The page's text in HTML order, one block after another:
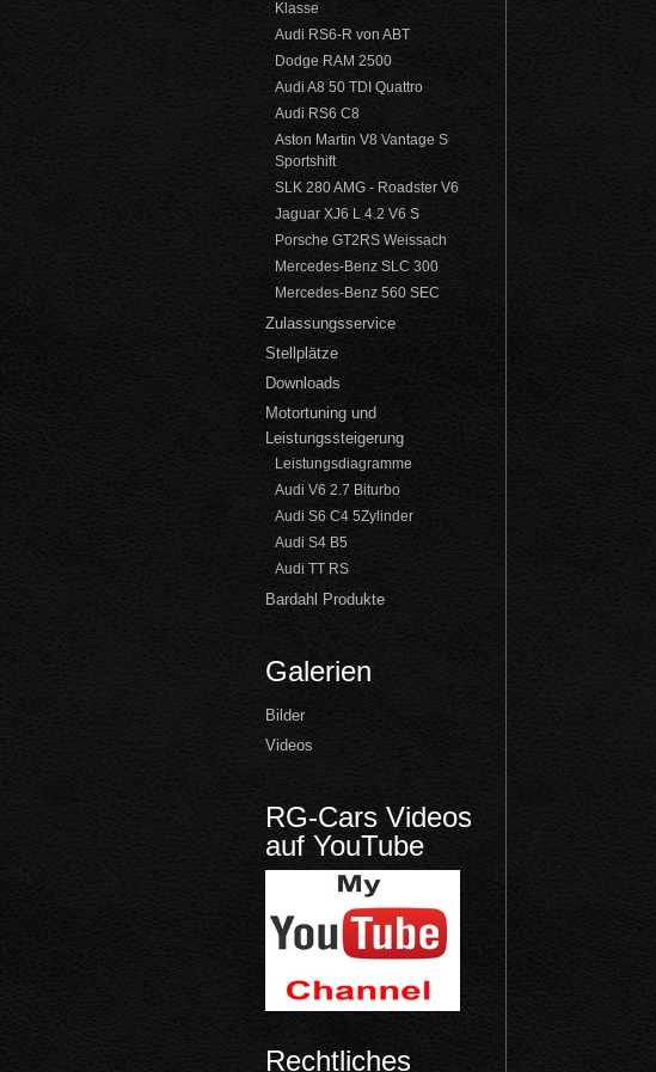
Klasse
Audi RS6-R von ABT
Dodge RAM 2500
Audi A8 50 TDI Quattro
Audi RS6 C8
Aston Martin V8 Vantage S
Sportshift
SLK 280 AMG - Roadster V6
Jaguar XJ6 L 4.2 V6 S
Porsche GT2RS Weissach
Mercedes-Benz SLC 300
Mercedes-Benz 560 SEC
Zulassungsservice
Stellplätze
Downloads
Motortuning und
Leistungssteigerung
Leistungsdiagramme
Audi V6 2.7 Biturbo
Audi S6 C4 5Zylinder
Audi S4 B5
Audi TT RS
Bardahl Produkte
Galerien
Bilder
Videos
RG-Cars Videos
auf YouTube
Rechtliches